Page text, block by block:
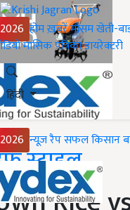
होमख़बरेंमौसमखेती-
मासिक पत्रिकाडायरेक्टरी
हिंदी
न्यूज़ रैपसफल किसान
स्टाइल